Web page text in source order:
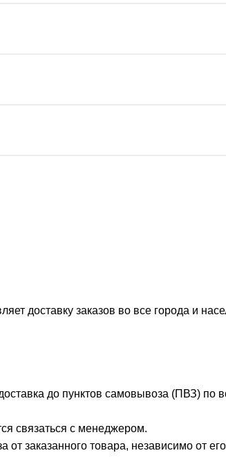
доставку заказов во все города и
до пунктов самовывоза (ПВЗ) по
связаться с менеджером.
от заказанного товара, независимо